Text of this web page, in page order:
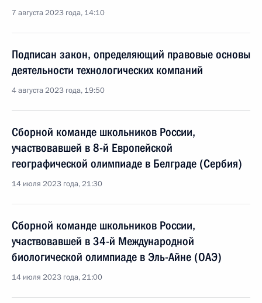
7 августа 2023 года, 14:10
Подписан закон, определяющий правовые основы
деятельности технологических компаний
4 августа 2023 года, 19:50
Сборной команде школьников России,
участвовавшей в 8-й Европейской
географической олимпиаде в Белграде (Сербия)
14 июля 2023 года, 21:30
Сборной команде школьников России,
участвовавшей в 34-й Международной
биологической олимпиаде в Эль-Айне (ОАЭ)
14 июля 2023 года, 21:00